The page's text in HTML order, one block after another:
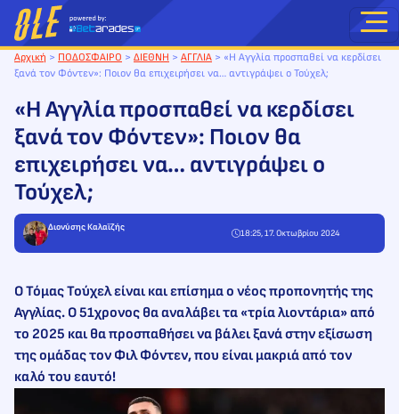
Μετάβαση
στο
περιεχόμενο
Αρχική > ΠΟΔΟΣΦΑΙΡΟ > ΔΙΕΘΝΗ > ΑΓΓΛΙΑ > «Η Αγγλία προσπαθεί να κερδίσει
ξανά τον Φόντεν»: Ποιον θα επιχειρήσει να… αντιγράψει ο Τούχελ;
«Η Αγγλία προσπαθεί να κερδίσει
ξανά τον Φόντεν»: Ποιον θα
επιχειρήσει να… αντιγράψει ο
Τούχελ;
Διονύσης Καλαϊζής
18:25, 17. Οκτωβρίου 2024
Ο Τόμας Τούχελ είναι και επίσημα ο νέος προπονητής της
Αγγλίας. Ο 51χρονος θα αναλάβει τα «τρία λιοντάρια» από
το 2025 και θα προσπαθήσει να βάλει ξανά στην εξίσωση
της ομάδας τον Φιλ Φόντεν, που είναι μακριά από τον
καλό του εαυτό!